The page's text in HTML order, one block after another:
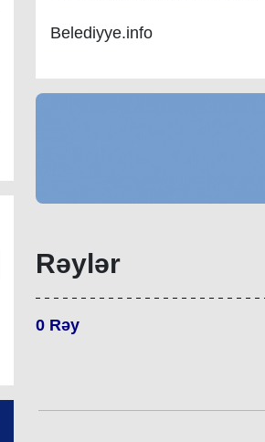
Belediyye.info
Rəylər
0 Rəy